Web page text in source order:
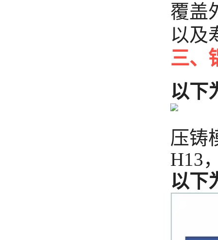
覆盖
以及
三、
以下
压铸
H13
以下